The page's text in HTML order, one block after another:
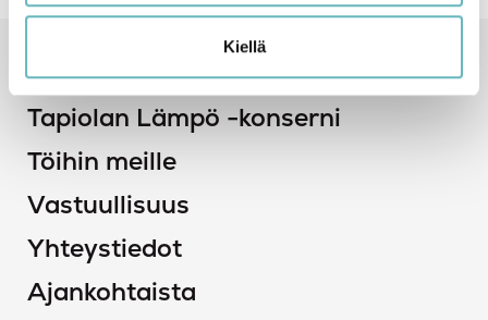
Kiellä
Tapiolan Lämpö -konserni
Töihin meille
Vastuullisuus
Yhteystiedot
Ajankohtaista